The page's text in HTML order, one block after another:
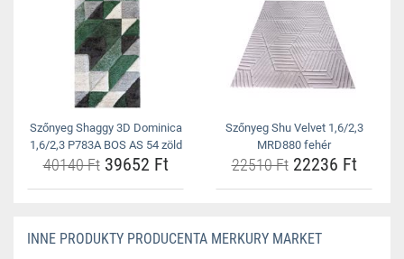
Szőnyeg Shaggy 3D Dominica
1,6/2,3 P783A BOS AS 54 zöld
40140 Ft39652 Ft
Szőnyeg Shu Velvet 1,6/2,3
MRD880 fehér
22510 Ft22236 Ft
INNE PRODUKTY PRODUCENTA MERKURY MARKET